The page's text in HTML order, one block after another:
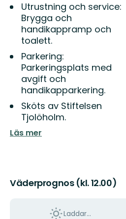
Utrustning och service:
Brygga och
handikappramp och
toalett.
Parkering:
Parkeringsplats med
avgift och
handikapparkering.
Sköts av Stiftelsen
Tjolöholm.
Läs mer
Väderprognos (kl. 12.00)
Laddar...